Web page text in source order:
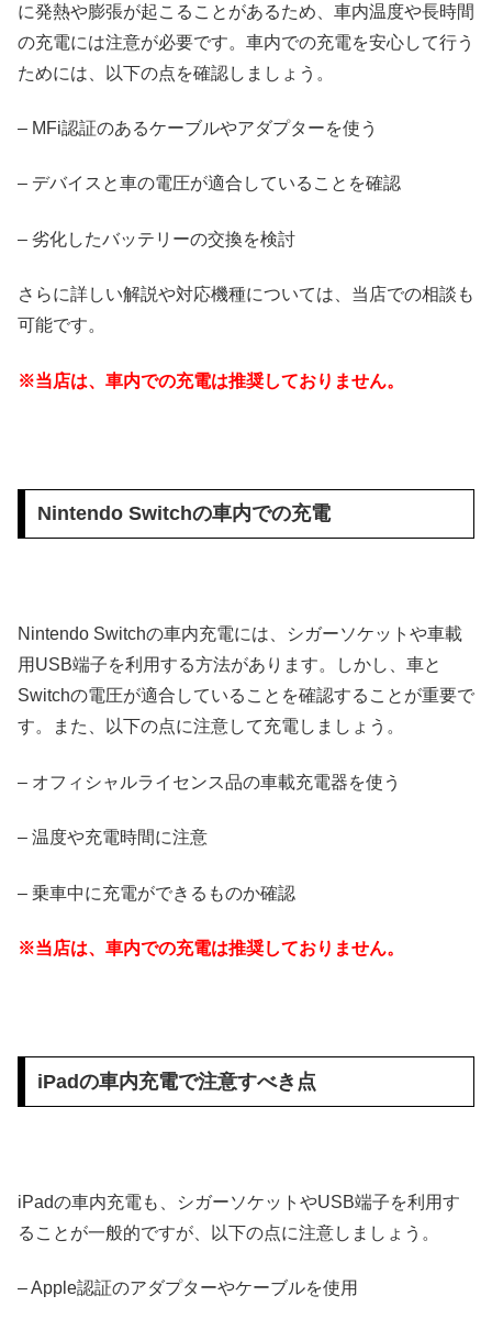
に発熱や膨張が起こることがあるため、車内温度や長時間
の充電には注意が必要です。車内での充電を安心して行う
ためには、以下の点を確認しましょう。
– MFi認証のあるケーブルやアダプターを使う
– デバイスと車の電圧が適合していることを確認
– 劣化したバッテリーの交換を検討
さらに詳しい解説や対応機種については、当店での相談も
可能です。
※当店は、車内での充電は推奨しておりません。
Nintendo Switchの車内での充電
Nintendo Switchの車内充電には、シガーソケットや車載
用USB端子を利用する方法があります。しかし、車と
Switchの電圧が適合していることを確認することが重要で
す。また、以下の点に注意して充電しましょう。
– オフィシャルライセンス品の車載充電器を使う
– 温度や充電時間に注意
– 乗車中に充電ができるものか確認
※当店は、車内での充電は推奨しておりません。
iPadの車内充電で注意すべき点
iPadの車内充電も、シガーソケットやUSB端子を利用す
ることが一般的ですが、以下の点に注意しましょう。
– Apple認証のアダプターやケーブルを使用